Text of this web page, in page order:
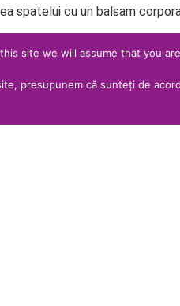
spatelui cu un balsam
site we will assume that you
presupunem că sunteți de